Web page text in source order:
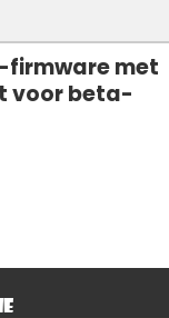
firmware met
voor beta-